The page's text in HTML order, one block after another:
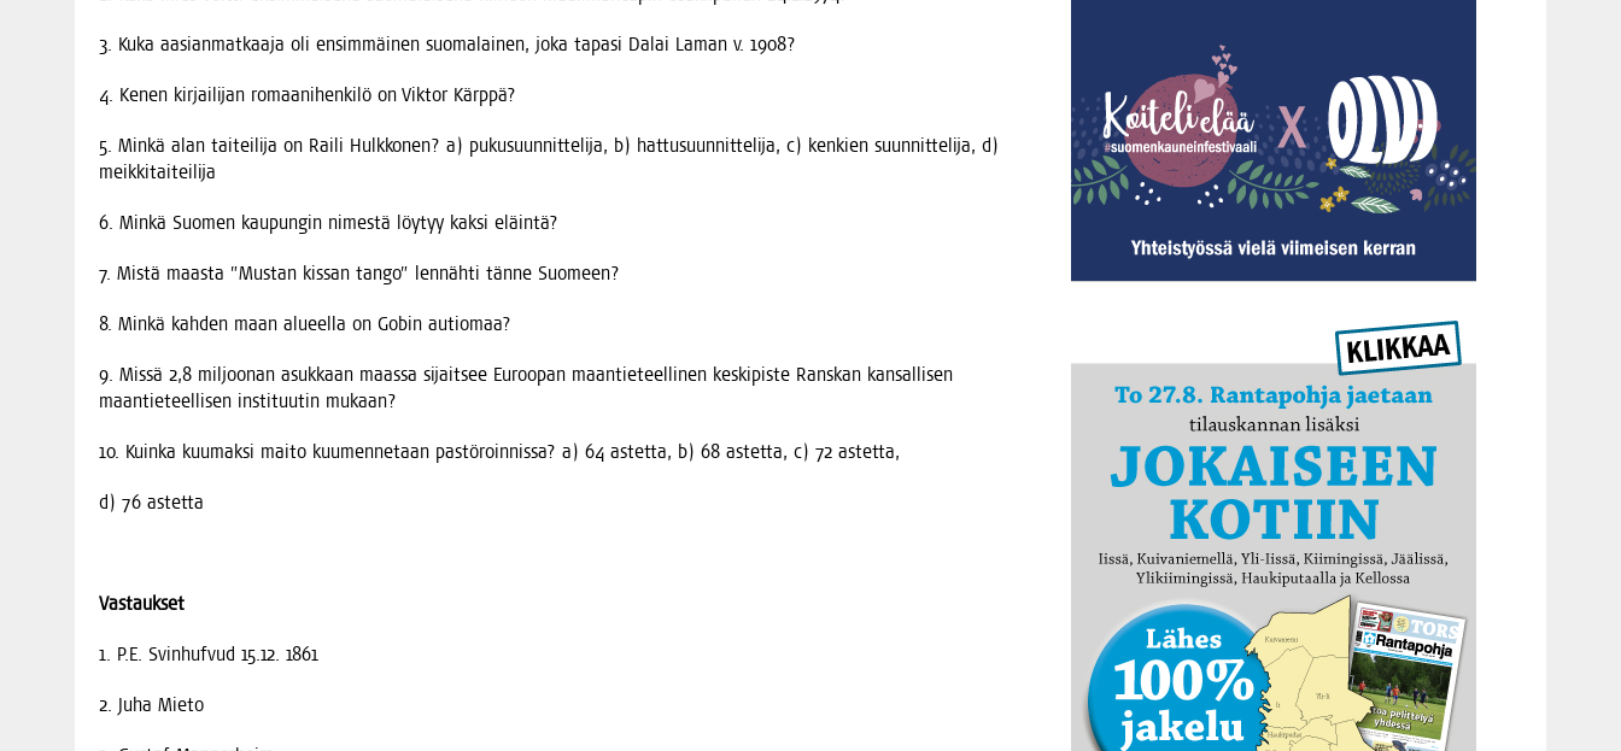
3. Kuka aasian­mat­kaa­ja oli ensim­mäi­nen suo­ma­lai­nen, joka tapa­si Dalai Laman v. 1908?
4. Kenen kir­jai­li­jan romaa­ni­hen­ki­lö on Vik­tor Kärppä?
5. Min­kä alan tai­tei­li­ja on Rai­li Hulk­ko­nen? a) pukusuun­nit­te­li­ja, b) hat­tusuun­nit­te­li­ja, c) ken­kien suun­nit­te­li­ja, d)
meikkitaiteilija
6. Min­kä Suo­men kau­pun­gin nimes­tä löy­tyy kak­si eläintä?
7. Mis­tä maas­ta ”Mus­tan kis­san tan­go” len­näh­ti tän­ne Suomeen?
8. Min­kä kah­den maan alu­eel­la on Gobin autiomaa?
9. Mis­sä 2,8 mil­joo­nan asuk­kaan maas­sa sijait­see Euroo­pan maan­tie­teel­li­nen kes­ki­pis­te Rans­kan kan­sal­li­sen
maan­tie­teel­li­sen ins­ti­tuu­tin mukaan?
10. Kuin­ka kuu­mak­si mai­to kuu­men­ne­taan pas­tö­roin­nis­sa? a) 64 astet­ta, b) 68 astet­ta, c) 72 astetta,
d) 76 astetta
Vas­tauk­set
1. P.E. Svin­huf­vud 15.12. 1861
2. Juha Mieto